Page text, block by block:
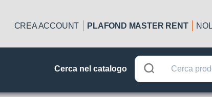
CREA ACCOUNT PLAFOND MASTER RENT
Cerca nel catalogo